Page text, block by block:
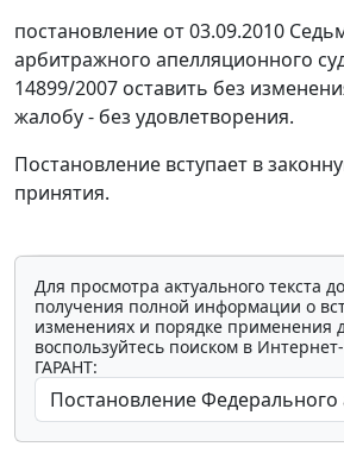
постановление от 03.09.2010
арбитражного апелляционного
14899/2007 оставить без
жалобу - без удовлетворения.
Постановление вступает в
принятия.
Для просмотра актуального текста
получения полной информации о
изменениях и порядке применения
воспользуйтесь поиском в
ГАРАНТ: